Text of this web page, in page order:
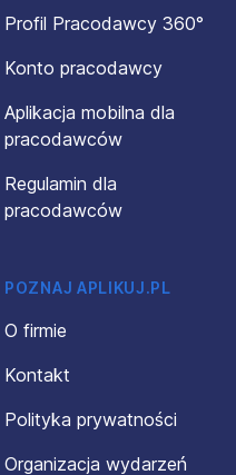
Profil Pracodawcy 360°
Konto pracodawcy
Aplikacja mobilna dla
pracodawców
Regulamin dla
pracodawców
POZNAJ APLIKUJ.PL
O firmie
Kontakt
Polityka prywatności
Organizacja wydarzeń